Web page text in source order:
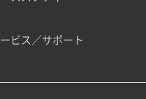
ビス／サポート